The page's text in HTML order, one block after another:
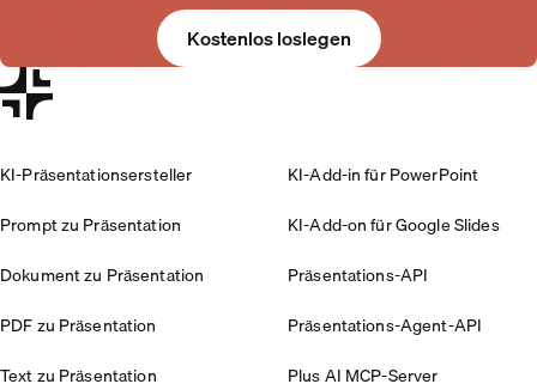
Kostenlos loslegen
KI-Präsentationsersteller
Prompt zu Präsentation
Dokument zu Präsentation
PDF zu Präsentation
Text zu Präsentation
KI-Add-in für PowerPoint
KI-Add-on für Google Slides
Präsentations-API
Präsentations-Agent-API
Plus AI MCP-Server